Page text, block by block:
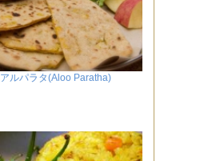
アルパラタ(Aloo Paratha)